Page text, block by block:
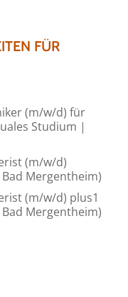
FÜR
(m/w/d) für
Studium |
(m/w/d)
Mergentheim)
(m/w/d) plus1
Mergentheim)